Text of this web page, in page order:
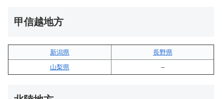
甲信越地方
新潟県
長野県
山梨県
–